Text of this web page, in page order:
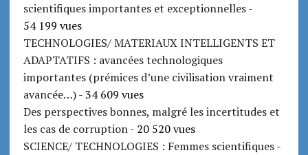
scientifiques importantes et exceptionnelles-
54 199 vues
TECHNOLOGIES/ MATERIAUX INTELLIGENTS ET
ADAPTATIFS : avancées technologiques
importantes (prémices d’une civilisation vraiment
avancée…)- 34 609 vues
Des perspectives bonnes, malgré les incertitudes et
les cas de corruption- 20 520 vues
SCIENCE/ TECHNOLOGIES : Femmes scientifiques-